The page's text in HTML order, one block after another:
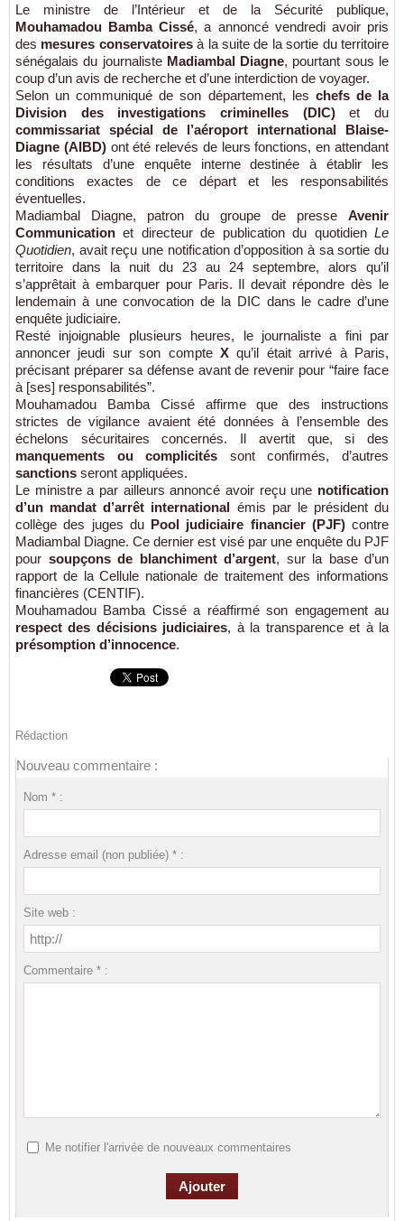
Le ministre de l’Intérieur et de la Sécurité publique,
Mouhamadou Bamba Cissé, a annoncé vendredi avoir pris
des mesures conservatoiresà la suite de la sortie du territoire
sénégalais du journaliste Madiambal Diagne, pourtant sous le
coup d’un avis de recherche et d’une interdiction de voyager.
Selon un communiqué de son département, les chefs de la
Division des investigations criminelles (DIC)et du
commissariat spécial de l’aéroport international Blaise-
Diagne (AIBD)ont été relevés de leurs fonctions, en attendant
les résultats d’une enquête interne destinée à établir les
conditions exactes de ce départ et les responsabilités
éventuelles.
Madiambal Diagne, patron du groupe de presse Avenir
Communication et directeur de publication du quotidien Le
Quotidien, avait reçu une notification d’opposition à sa sortie du
territoire dans la nuit du 23 au 24 septembre, alors qu’il
s’apprêtait à embarquer pour Paris. Il devait répondre dès le
lendemain à une convocation de la DIC dans le cadre d’une
enquête judiciaire.
Resté injoignable plusieurs heures, le journaliste a fini par
annoncer jeudi sur son compte X qu’il était arrivé à Paris,
précisant préparer sa défense avant de revenir pour “faire face
à [ses] responsabilités”.
Mouhamadou Bamba Cissé affirme que des instructions
strictes de vigilance avaient été données à l’ensemble des
échelons sécuritaires concernés. Il avertit que, si des
manquements ou complicités sont confirmés, d’autres
sanctions seront appliquées.
Le ministre a par ailleurs annoncé avoir reçu une notification
d’un mandat d’arrêt international émis par le président du
collège des juges du Pool judiciaire financier (PJF)contre
Madiambal Diagne. Ce dernier est visé par une enquête du PJF
pour soupçons de blanchiment d’argent, sur la base d’un
rapport de la Cellule nationale de traitement des informations
financières (CENTIF).
Mouhamadou Bamba Cissé a réaffirmé son engagement au
respect des décisions judiciaires, à la transparence et à la
présomption d’innocence.
Rédaction
Nouveau commentaire :
Nom * :
Adresse email (non publiée) * :
Site web :
Commentaire * :
Me notifier l'arrivée de nouveaux commentaires